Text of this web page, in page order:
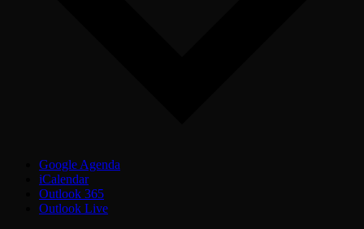
Google Agenda
iCalendar
Outlook 365
Outlook Live